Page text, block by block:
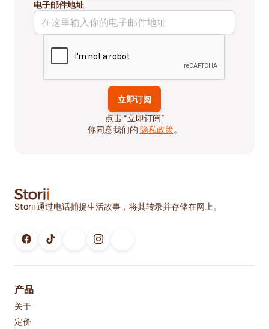
电子邮件地址
点击 “立即订阅”
你同意我们的 隐私政策。
Storii 通过电话捕捉生活故事，将其转录并存储在网上。
产品
关于
定价